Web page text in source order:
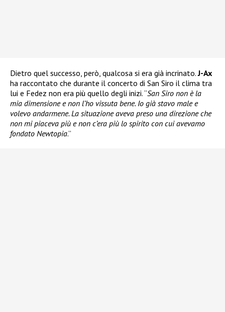
Dietro quel successo, però, qualcosa si era già incrinato.J-Ax
ha raccontato che durante il concerto di San Siro il clima tra
lui e Fedez non era più quello degli inizi. “San Siro non è la
mia dimensione e non l’ho vissuta bene. Io già stavo male e
volevo andarmene. La situazione aveva preso una direzione che
non mi piaceva più e non c’era più lo spirito con cui avevamo
fondato Newtopia.”